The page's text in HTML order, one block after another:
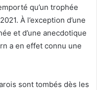
qu’un trophée
À l’exception d’une
et d’une anecdotique
a en effet connu une
sont tombés dès les